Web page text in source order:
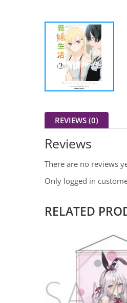
REVIEWS (0)
Reviews
There are no reviews
Only logged in
RELATED